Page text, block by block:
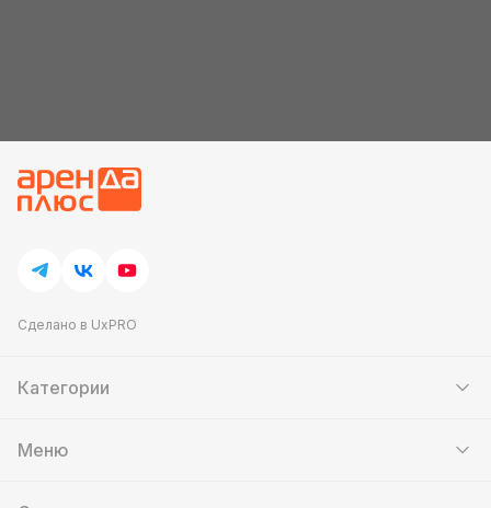
Сделано в UxPRO
Категории
Кейтеринг
Меню